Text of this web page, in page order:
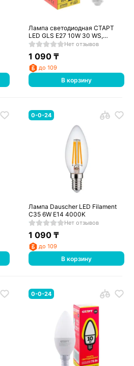
Лампа светодиодная СТАРТ
LED GLS E27 10W 30 WS,
теплый
Нет отзывов
1 090 ₸
до 109
В корзину
0-0-24
Лампа Dauscher LED Filament
C35 6W E14 4000K
Нет отзывов
1 090 ₸
до 109
В корзину
0-0-24